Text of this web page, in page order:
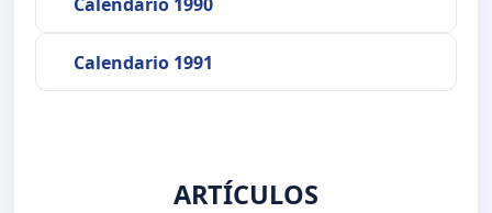
Calendario 1991
ARTÍCULOS